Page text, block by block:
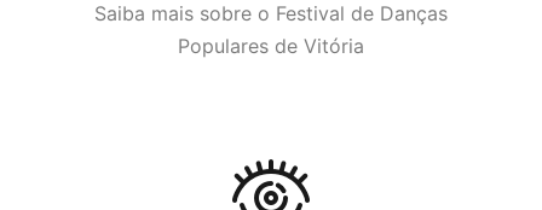
Saiba mais sobre o Festival de Danças
Populares de Vitória